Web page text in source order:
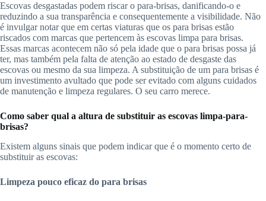
Escovas desgastadas podem riscar o para-brisas, danificando-o e
reduzindo a sua transparência e consequentemente a visibilidade. Não
é invulgar notar que em certas viaturas que os para brisas estão
riscados com marcas que pertencem às escovas limpa para brisas.
Essas marcas acontecem não só pela idade que o para brisas possa já
ter, mas também pela falta de atenção ao estado de desgaste das
escovas ou mesmo da sua limpeza. A substituição de um para brisas é
um investimento avultado que pode ser evitado com alguns cuidados
de manutenção e limpeza regulares. O seu carro merece.
Como saber qual a altura de substituir as escovas limpa-para-
brisas?
Existem alguns sinais que podem indicar que é o momento certo de
substituir as escovas:
Limpeza pouco eficaz do para brisas